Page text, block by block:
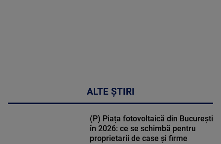
ALTE ȘTIRI
(P) Piața fotovoltaică din București
în 2026: ce se schimbă pentru
proprietarii de case și firme